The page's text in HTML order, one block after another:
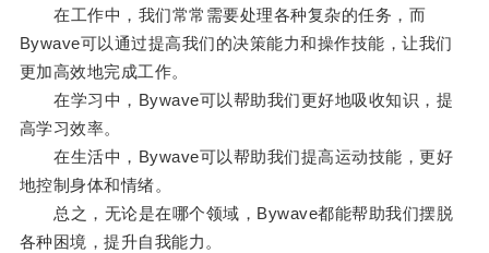
在工作中，我们常常需要处理各种复杂的任务，而
Bywave可以通过提高我们的决策能力和操作技能，让我们
更加高效地完成工作。
在学习中，Bywave可以帮助我们更好地吸收知识，提
高学习效率。
在生活中，Bywave可以帮助我们提高运动技能，更好
地控制身体和情绪。
总之，无论是在哪个领域，Bywave都能帮助我们摆脱
各种困境，提升自我能力。